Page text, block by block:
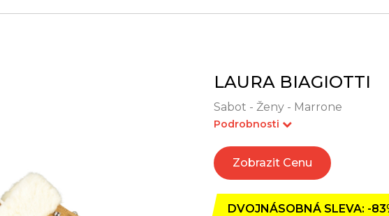
LAURA BIAGIOTTI
Sabot - Ženy - Marrone
Podrobnosti
Zobrazit Cenu
DVOJNÁSOBNÁ SLEVA: -